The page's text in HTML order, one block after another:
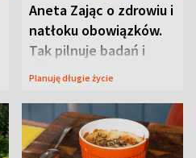
Aneta Zając o zdrowiu i
natłoku obowiązków.
Tak pilnuje badań i
wizyt
Planuję długie życie